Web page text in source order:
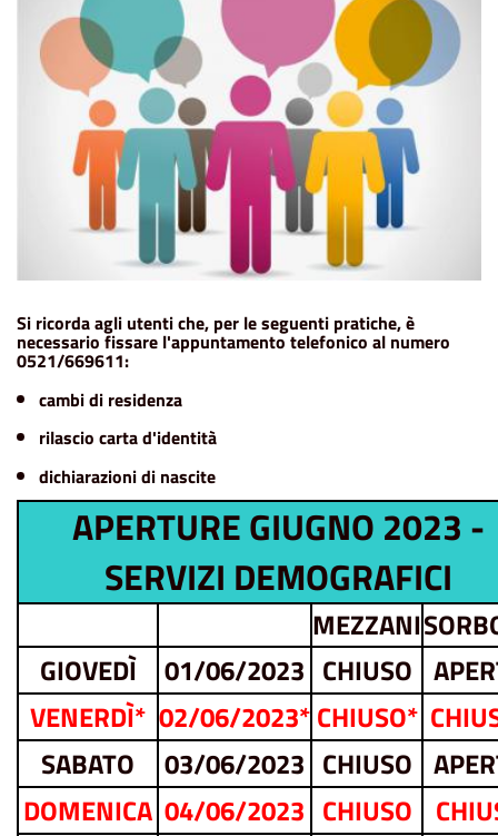
Si ricorda agli utenti che, per le seguenti pratiche, è
necessario fissare l'appuntamento telefonico al numero
0521/669611:
cambi di residenza
rilascio carta d'identità
dichiarazioni di nascite
APERTURE GIUGNO 2023 -
SERVIZI DEMOGRAFICI
MEZZANI
GIOVEDÌ
01/06/2023 CHIUSO
VENERDÌ* 02/06/2023*CHIUSO*
SABATO
03/06/2023 CHIUSO
DOMENICA 04/06/2023 CHIUSO